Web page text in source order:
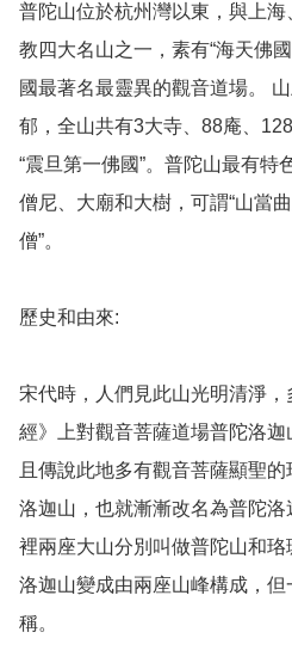
普陀山位於杭州灣以東，與上
教四大名山之一，素有“海天佛
國最著名最靈異的觀音道場。
郁，全山共有3大寺、88庵、
“震旦第一佛國”。普陀山最有特
僧尼、大廟和大樹，可謂“山當
僧”。
歷史和由來:
宋代時，人們見此山光明清淨
經》上對觀音菩薩道場普陀洛迦
且傳說此地多有觀音菩薩顯聖
洛迦山，也就漸漸改名為普陀
裡兩座大山分別叫做普陀山和
洛迦山變成由兩座山峰構成，
稱。